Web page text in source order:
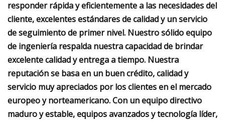
responder rápida y eficientemente a las necesidades del
cliente, excelentes estándares de calidad y un servicio
de seguimiento de primer nivel. Nuestro sólido equipo
de ingeniería respalda nuestra capacidad de brindar
excelente calidad y entrega a tiempo. Nuestra
reputación se basa en un buen crédito, calidad y
servicio muy apreciados por los clientes en el mercado
europeo y norteamericano. Con un equipo directivo
maduro y estable, equipos avanzados y tecnología líder,